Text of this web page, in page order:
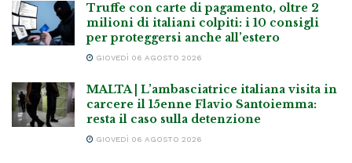
Truffe con carte di pagamento, oltre 2
milioni di italiani colpiti: i 10 consigli
per proteggersi anche all’estero
GIOVEDÌ 06 AGOSTO 2026
MALTA | L’ambasciatrice italiana visita in
carcere il 15enne Flavio Santoiemma:
resta il caso sulla detenzione
GIOVEDÌ 06 AGOSTO 2026